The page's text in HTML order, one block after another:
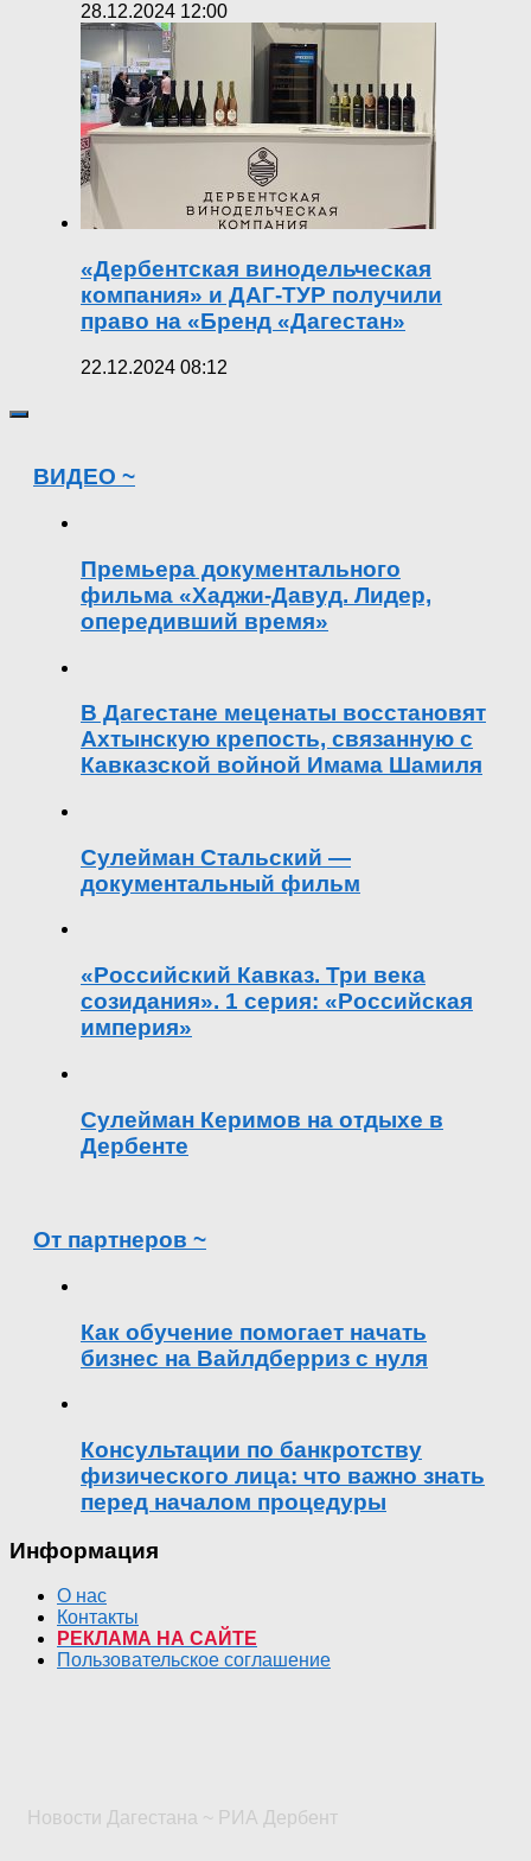
28.12.2024 12:00
«Дербентская винодельческая
компания» и ДАГ-ТУР получили
право на «Бренд «Дагестан»
22.12.2024 08:12
ВИДЕО ~
Премьера документального
фильма «Хаджи-Давуд. Лидер,
опередивший время»
В Дагестане меценаты восстановят
Ахтынскую крепость, связанную с
Кавказской войной Имама Шамиля
Сулейман Стальский —
документальный фильм
«Российский Кавказ. Три века
созидания». 1 серия: «Российская
империя»
Сулейман Керимов на отдыхе в
Дербенте
От партнеров ~
Как обучение помогает начать
бизнес на Вайлдберриз с нуля
Консультации по банкротству
физического лица: что важно знать
перед началом процедуры
Информация
О нас
Контакты
РЕКЛАМА НА САЙТЕ
Пользовательское соглашение
Новости Дагестана ~ РИА Дербент